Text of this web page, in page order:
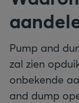
Pump and
zal zien
onbekende
and dump